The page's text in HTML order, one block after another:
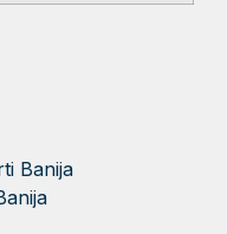
Banija